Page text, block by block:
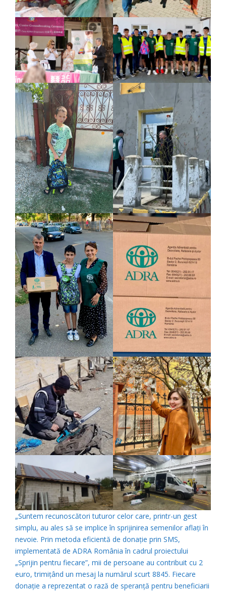
„Suntem recunoscători tuturor celor care, printr-un gest
simplu, au ales să se implice în sprijinirea semenilor aflați în
nevoie. Prin metoda eficientă de donație prin SMS,
implementată de ADRA România în cadrul proiectului
„Sprijin pentru fiecare”, mii de persoane au contribuit cu 2
euro, trimițând un mesaj la numărul scurt 8845. Fiecare
donație a reprezentat o rază de speranță pentru beneficiarii